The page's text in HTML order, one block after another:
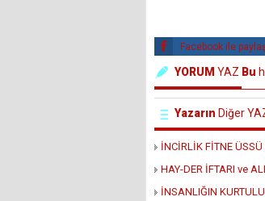
Facebook ile
YORUM YAZ Bu
Yazarın Diğer
İNCİRLİK FİTNE ÜSSÜ
HAY-DER İFTARI ve
İNSANLIĞIN